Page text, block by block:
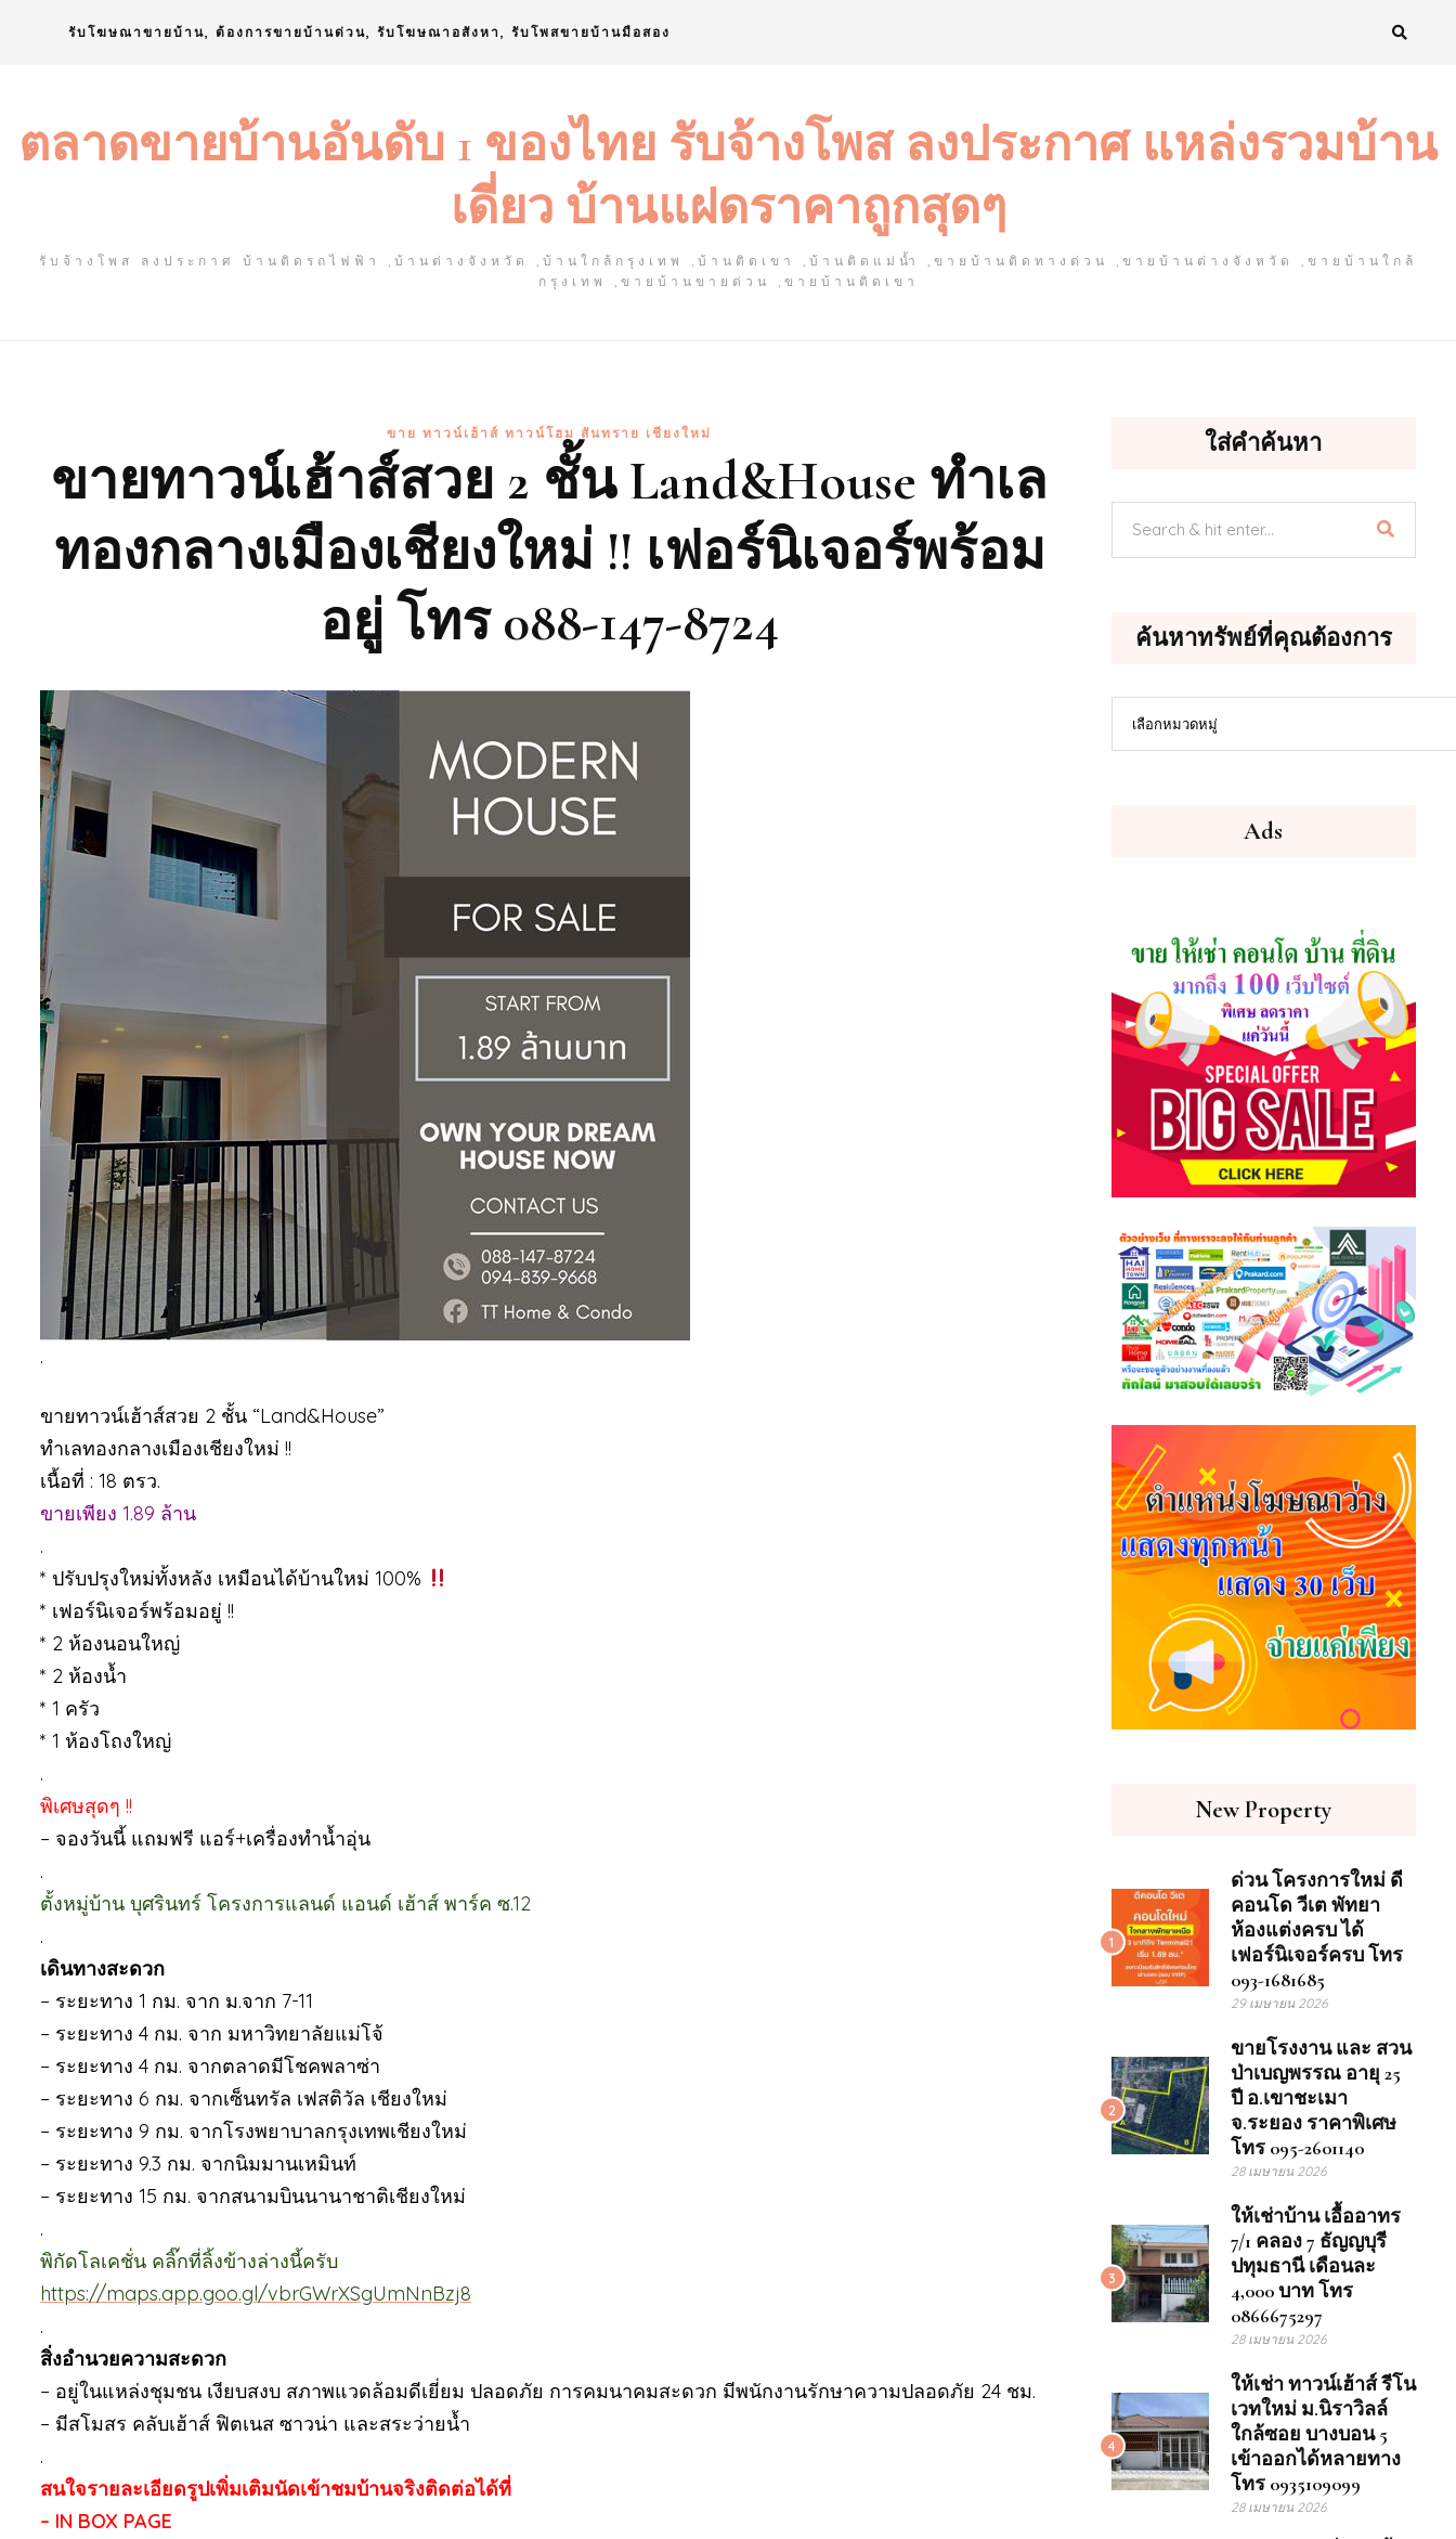
รับโฆษณาขายบ้าน, ต้องการขายบ้านด่วน, รับโฆษณาอสังหา, รับโพสขายบ้านมือสอง
ตลาดขายบ้านอันดับ 1 ของไทย รับจ้างโพส ลงประกาศ แหล่งรวมบ้าน
เดี่ยว บ้านแฝดราคาถูกสุดๆ
รับจ้างโพส ลงประกาศ บ้านติดรถไฟฟ้า ,บ้านต่างจังหวัด ,บ้านใกล้กรุงเทพ ,บ้านติดเขา ,บ้านติดแม่น้ำ ,ขายบ้านติดทางด่วน ,ขายบ้านต่างจังหวัด ,ขายบ้านใกล้
กรุงเทพ ,ขายบ้านขายด่วน ,ขายบ้านติดเขา
ขาย ทาวน์เฮ้าส์ ทาวน์โฮม สันทราย เชียงใหม่
ขายทาวน์เฮ้าส์สวย 2 ชั้น Land&House ทำเล
ทองกลางเมืองเชียงใหม่ !! เฟอร์นิเจอร์พร้อม
อยู่ โทร 088-147-8724
.
ขายทาวน์เฮ้าส์สวย 2 ชั้น “Land&House”
ทำเลทองกลางเมืองเชียงใหม่ !!
เนื้อที่ : 18 ตรว.
ขายเพียง 1.89 ล้าน
.
* ปรับปรุงใหม่ทั้งหลัง เหมือนได้บ้านใหม่ 100%
* เฟอร์นิเจอร์พร้อมอยู่ !!
* 2 ห้องนอนใหญ่
* 2 ห้องน้ำ
* 1 ครัว
* 1 ห้องโถงใหญ่
.
พิเศษสุดๆ !!
– จองวันนี้ แถมฟรี แอร์+เครื่องทำน้ำอุ่น
.
ตั้งหมู่บ้าน บุศรินทร์ โครงการแลนด์ แอนด์ เฮ้าส์ พาร์ค ซ.12
.
เดินทางสะดวก
– ระยะทาง 1 กม. จาก ม.จาก 7-11
– ระยะทาง 4 กม. จาก มหาวิทยาลัยแม่โจ้
– ระยะทาง 4 กม. จากตลาดมีโชคพลาซ่า
– ระยะทาง 6 กม. จากเซ็นทรัล เฟสติวัล เชียงใหม่
– ระยะทาง 9 กม. จากโรงพยาบาลกรุงเทพเชียงใหม่
– ระยะทาง 9.3 กม. จากนิมมานเหมินท์
– ระยะทาง 15 กม. จากสนามบินนานาชาติเชียงใหม่
.
พิกัดโลเคชั่น คลิ๊กที่ลิ้งข้างล่างนี้ครับ
https://maps.app.goo.gl/vbrGWrXSgUmNnBzj8
.
สิ่งอำนวยความสะดวก
– อยู่ในแหล่งชุมชน เงียบสงบ สภาพแวดล้อมดีเยี่ยม ปลอดภัย การคมนาคมสะดวก มีพนักงานรักษาความปลอดภัย 24 ชม.
– มีสโมสร คลับเฮ้าส์ ฟิตเนส ซาวน่า และสระว่ายน้ำ
.
สนใจรายละเอียดรูปเพิ่มเติมนัดเข้าชมบ้านจริงติดต่อได้ที่
– IN BOX PAGE
ใส่คำค้นหา
ค้นหาทรัพย์ที่คุณต้องการ
เลือกหมวดหมู่
Ads
New Property
1
ด่วน โครงการใหม่ ดี
คอนโด วีเต พัทยา
ห้องแต่งครบ ได้
เฟอร์นิเจอร์ครบ โทร
093-1681685
29 เมษายน 2026
2
ขายโรงงาน และ สวน
ป่าเบญพรรณ อายุ 25
ปี อ.เขาชะเมา
จ.ระยอง ราคาพิเศษ
โทร 095-2601140
28 เมษายน 2026
3
ให้เช่าบ้าน เอื้ออาทร
7/1 คลอง 7 ธัญญบุรี
ปทุมธานี เดือนละ
4,000 บาท โทร
0866675297
28 เมษายน 2026
4
ให้เช่า ทาวน์เฮ้าส์ รีโน
เวทใหม่ ม.นิราวิลล์
ใกล้ซอย บางบอน 5
เข้าออกได้หลายทาง
โทร 0935109099
28 เมษายน 2026